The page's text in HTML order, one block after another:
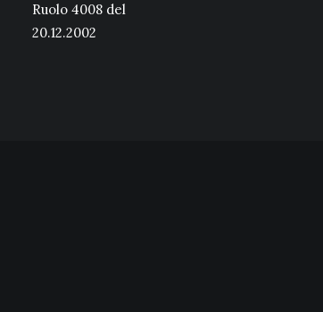
Ruolo 4008 del
20.12.2002